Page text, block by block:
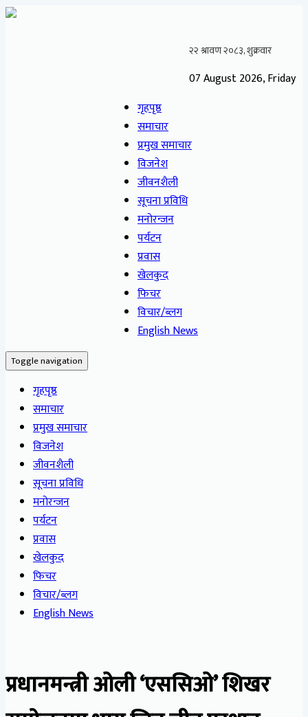
07 August 2026, Friday
गृहपृष्ठ
समाचार
प्रमुख समाचार
विजनेश
जीवनशैली
सूचना प्रविधि
मनोरन्जन
पर्यटन
प्रवास
खेलकुद
फिचर
विचार/ब्लग
English News
Toggle navigation
गृहपृष्ठ
समाचार
प्रमुख समाचार
विजनेश
जीवनशैली
सूचना प्रविधि
मनोरन्जन
पर्यटन
प्रवास
खेलकुद
फिचर
विचार/ब्लग
English News
प्रधानमन्त्री ओली ‘एससिओ’ शिखर